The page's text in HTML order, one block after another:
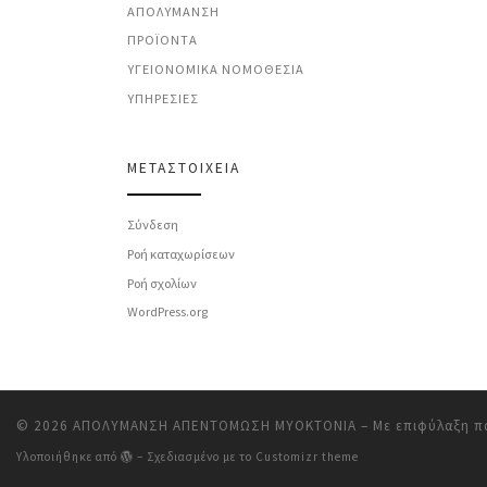
ΑΠΟΛΎΜΑΝΣΗ
ΠΡΟΪΌΝΤΑ
ΥΓΕΙΟΝΟΜΙΚΆ ΝΟΜΟΘΕΣΊΑ
ΥΠΗΡΕΣΊΕΣ
ΜΕΤΑΣΤΟΙΧΕΊΑ
Σύνδεση
Ροή καταχωρίσεων
Ροή σχολίων
WordPress.org
© 2026 ΑΠΟΛΥΜΑΝΣΗ ΑΠΕΝΤΟΜΩΣΗ ΜΥΟΚΤΟΝΙΑ – Με επιφύλαξη
Υλοποιήθηκε από – Σχεδιασμένο με το Customizr theme